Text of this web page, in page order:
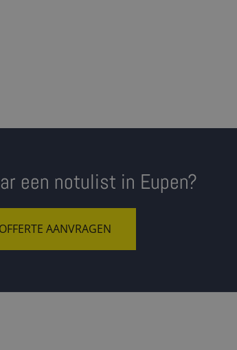
een notulist in Eupen?
OFFERTE AANVRAGEN